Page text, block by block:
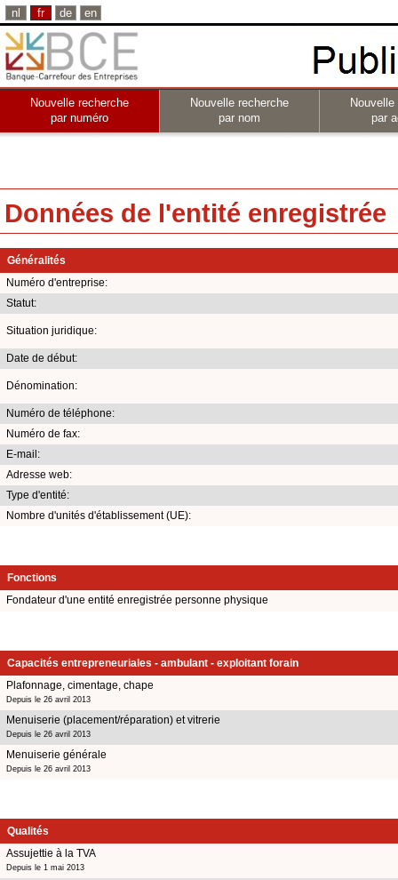
nl fr de en
Nouvelle recherche
par numéro
Nouvelle recherche
par nom
par
Données de l'entité enregistrée
Généralités
Numéro d'entreprise:
Statut:
Situation juridique:
Date de début:
Dénomination:
Numéro de téléphone:
Numéro de fax:
E-mail:
Adresse web:
Type d'entité:
Nombre d'unités d'établissement (UE):
Fonctions
Fondateur d'une entité enregistrée personne physique
Capacités entrepreneuriales - ambulant - exploitant forain
Plafonnage, cimentage, chape
Depuis le 26 avril 2013
Menuiserie (placement/réparation) et vitrerie
Depuis le 26 avril 2013
Menuiserie générale
Depuis le 26 avril 2013
Qualités
Assujettie à la TVA
Depuis le 1 mai 2013